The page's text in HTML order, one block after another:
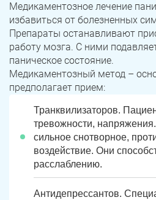
Медикаментозное лечение
избавиться от болезненных
Препараты останавливают
работу мозга. С ними
паническое состояние.
Медикаментозный метод –
предполагает прием:
Транквилизаторов.
тревожности,
сильное снотворное,
воздействие. Они
расслаблению.
Антидепрессантов.